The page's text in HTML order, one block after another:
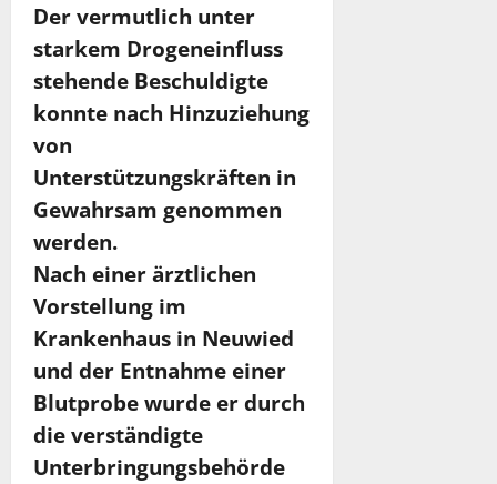
Der vermutlich unter
starkem Drogeneinfluss
stehende Beschuldigte
konnte nach Hinzuziehung
von
Unterstützungskräften in
Gewahrsam genommen
werden.
Nach einer ärztlichen
Vorstellung im
Krankenhaus in Neuwied
und der Entnahme einer
Blutprobe wurde er durch
die verständigte
Unterbringungsbehörde